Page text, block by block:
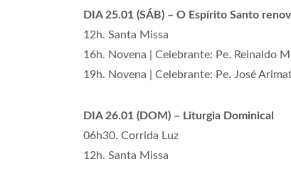
DIA 25.01 (SÁB) – O Espírito Santo
12h. Santa Missa
16h. Novena | Celebrante: Pe. Reinaldo
19h. Novena | Celebrante: Pe. José
DIA 26.01 (DOM) – Liturgia Dominical
06h30. Corrida Luz
12h. Santa Missa